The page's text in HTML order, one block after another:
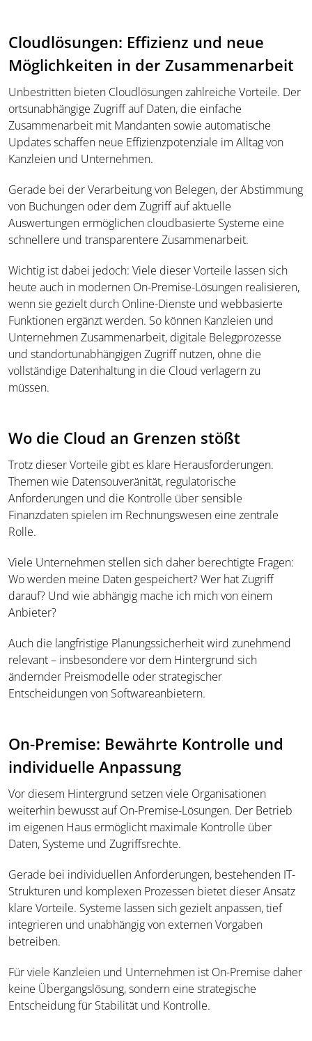
Cloudlösungen: Effizienz und neue
Möglichkeiten in der Zusammenarbeit
Unbestritten bieten Cloudlösungen zahlreiche Vorteile. Der
ortsunabhängige Zugriff auf Daten, die einfache
Zusammenarbeit mit Mandanten sowie automatische
Updates schaffen neue Effizienzpotenziale im Alltag von
Kanzleien und Unternehmen.
Gerade bei der Verarbeitung von Belegen, der Abstimmung
von Buchungen oder dem Zugriff auf aktuelle
Auswertungen ermöglichen cloudbasierte Systeme eine
schnellere und transparentere Zusammenarbeit.
Wichtig ist dabei jedoch: Viele dieser Vorteile lassen sich
heute auch in modernen On-Premise-Lösungen realisieren,
wenn sie gezielt durch Online-Dienste und webbasierte
Funktionen ergänzt werden. So können Kanzleien und
Unternehmen Zusammenarbeit, digitale Belegprozesse
und standortunabhängigen Zugriff nutzen, ohne die
vollständige Datenhaltung in die Cloud verlagern zu
müssen.
Wo die Cloud an Grenzen stößt
Trotz dieser Vorteile gibt es klare Herausforderungen.
Themen wie Datensouveränität, regulatorische
Anforderungen und die Kontrolle über sensible
Finanzdaten spielen im Rechnungswesen eine zentrale
Rolle.
Viele Unternehmen stellen sich daher berechtigte Fragen:
Wo werden meine Daten gespeichert? Wer hat Zugriff
darauf? Und wie abhängig mache ich mich von einem
Anbieter?
Auch die langfristige Planungssicherheit wird zunehmend
relevant – insbesondere vor dem Hintergrund sich
ändernder Preismodelle oder strategischer
Entscheidungen von Softwareanbietern.
On-Premise: Bewährte Kontrolle und
individuelle Anpassung
Vor diesem Hintergrund setzen viele Organisationen
weiterhin bewusst auf On-Premise-Lösungen. Der Betrieb
im eigenen Haus ermöglicht maximale Kontrolle über
Daten, Systeme und Zugriffsrechte.
Gerade bei individuellen Anforderungen, bestehenden IT-
Strukturen und komplexen Prozessen bietet dieser Ansatz
klare Vorteile. Systeme lassen sich gezielt anpassen, tief
integrieren und unabhängig von externen Vorgaben
betreiben.
Für viele Kanzleien und Unternehmen ist On-Premise daher
keine Übergangslösung, sondern eine strategische
Entscheidung für Stabilität und Kontrolle.